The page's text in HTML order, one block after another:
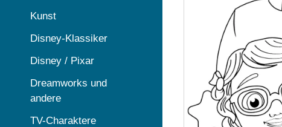
Kunst
Disney-Klassiker
Disney / Pixar
Dreamworks und
andere
TV-Charaktere